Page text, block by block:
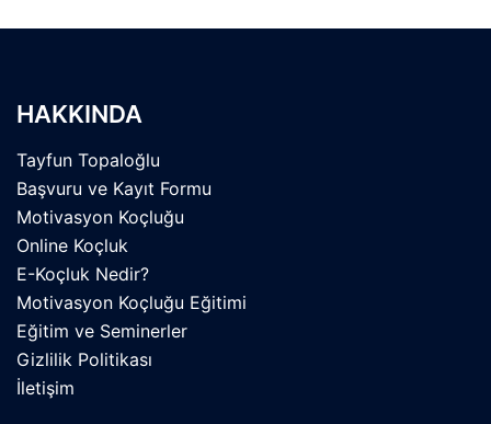
HAKKINDA
Tayfun Topaloğlu
Başvuru ve Kayıt Formu
Motivasyon Koçluğu
Online Koçluk
E-Koçluk Nedir?
Motivasyon Koçluğu Eğitimi
Eğitim ve Seminerler
Gizlilik Politikası
İletişim